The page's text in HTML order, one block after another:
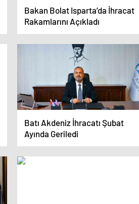
Bakan Bolat Isparta’da İhracat
Rakamlarını Açıkladı
Batı Akdeniz İhracatı Şubat
Ayında Geriledi